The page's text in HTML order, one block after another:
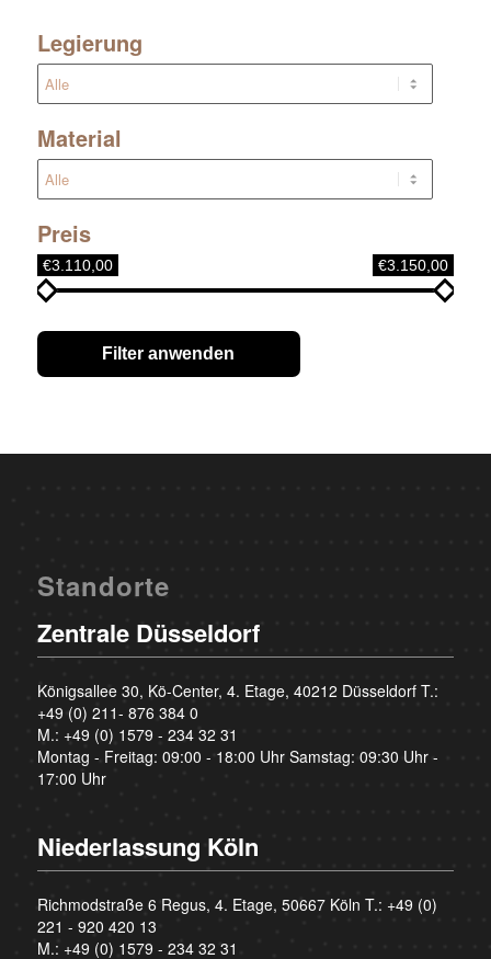
Legierung
Material
Preis
€3.110,00 €3.150,00
Filter anwenden
Standorte
Zentrale Düsseldorf
Königsallee 30, Kö-Center, 4. Etage, 40212 Düsseldorf T.:
+49 (0) 211- 876 384 0
M.: +49 (0) 1579 - 234 32 31
Montag - Freitag: 09:00 - 18:00 Uhr Samstag: 09:30 Uhr -
17:00 Uhr
Niederlassung Köln
Richmodstraße 6 Regus, 4. Etage, 50667 Köln T.: +49 (0)
221 - 920 420 13
M.: +49 (0) 1579 - 234 32 31